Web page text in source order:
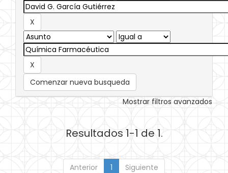
Comenzar nueva busqueda
Mostrar filtros avanzados
Resultados 1-1 de 1.
Anterior 1 Siguiente